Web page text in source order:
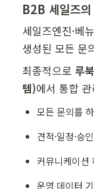
B2B 세일즈
세일즈엔진·베
생성된 모든 문
최종적으로 루
템)에서 통합
모든 문의를
견적·일정·승
커뮤니케이션
운영 데이터